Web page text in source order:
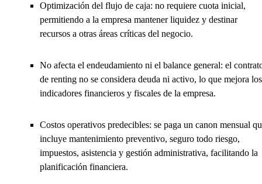
Optimización del flujo de caja: no requiere cuota inicial,
permitiendo a la empresa mantener liquidez y destinar
recursos a otras áreas críticas del negocio.
No afecta el endeudamiento ni el balance general: el
de renting no se considera deuda ni activo, lo que mejora los
indicadores financieros y fiscales de la empresa.
Costos operativos predecibles: se paga un canon mensual
incluye mantenimiento preventivo, seguro todo riesgo,
impuestos, asistencia y gestión administrativa, facilitando la
planificación financiera.